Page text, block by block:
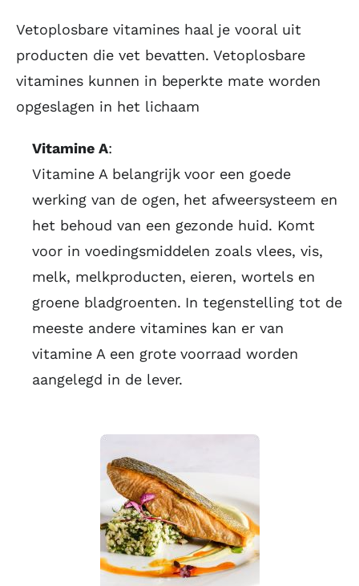
Vetoplosbare vitamines haal je vooral uit
producten die vet bevatten. Vetoplosbare
vitamines kunnen in beperkte mate worden
opgeslagen in het lichaam
Vitamine A:
Vitamine A belangrijk voor een goede
werking van de ogen, het afweersysteem en
het behoud van een gezonde huid. Komt
voor in voedingsmiddelen zoals vlees, vis,
melk, melkproducten, eieren, wortels en
groene bladgroenten. In tegenstelling tot de
meeste andere vitamines kan er van
vitamine A een grote voorraad worden
aangelegd in de lever.